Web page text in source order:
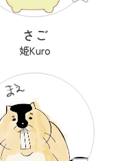
さご
姫Kuro